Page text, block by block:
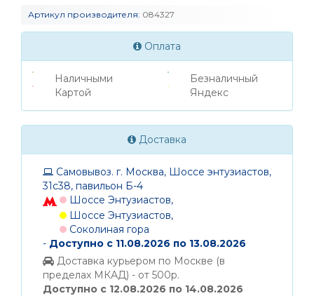
Артикул производителя: 084327
Оплата
Наличными
Картой
Безналичный
Яндекс
Доставка
Самовывоз. г. Москва, Шоссе энтузиастов,
31с38, павильон Б-4
Шоссе Энтузиастов,
Шоссе Энтузиастов,
Соколиная гора
- Доступно с 11.08.2026 по 13.08.2026
Доставка курьером по Москве (в
пределах МКАД) - от 500р.
Доступно с 12.08.2026 по 14.08.2026